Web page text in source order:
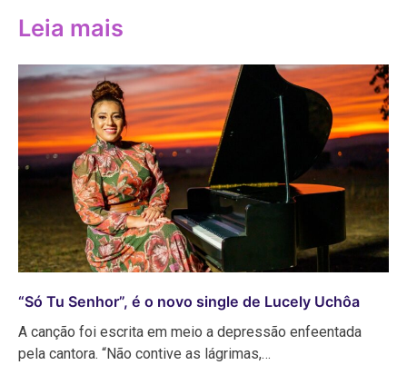
Leia mais
“Só Tu Senhor”, é o novo single de Lucely Uchôa
A canção foi escrita em meio a depressão enfeentada
pela cantora. “Não contive as lágrimas,…